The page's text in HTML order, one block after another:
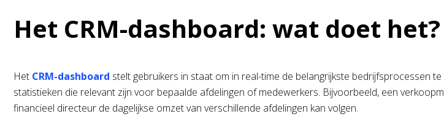
Het CRM-dashboard: wat doet het?
Het CRM-dashboard stelt gebruikers in staat om in real-time de belangrijkste bedrijfsprocessen
statistieken die relevant zijn voor bepaalde afdelingen of medewerkers. Bijvoorbeeld, een
financieel directeur de dagelijkse omzet van verschillende afdelingen kan volgen.